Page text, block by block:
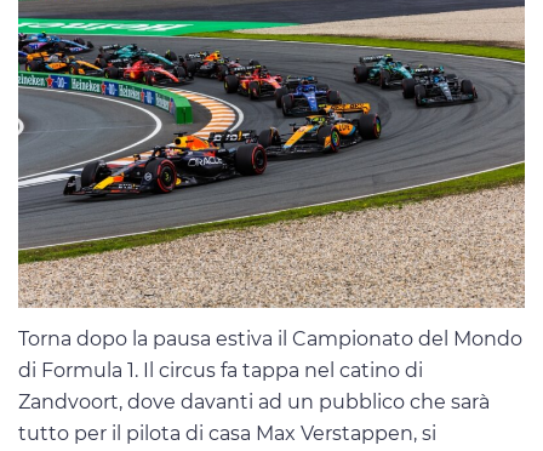
Torna dopo la pausa estiva il Campionato del Mondo
di Formula 1. Il circus fa tappa nel catino di
Zandvoort, dove davanti ad un pubblico che sarà
tutto per il pilota di casa Max Verstappen, si